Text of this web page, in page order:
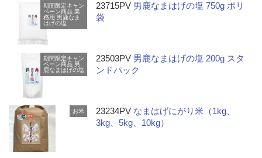
期間限定キャン
ペーン商品 業
務用 男鹿なま
はげの塩
23715PV 男鹿なまはげの塩 750g ポリ
袋
期間限定キャン
ペーン商品 男
鹿なまはげの塩
23503PV 男鹿なまはげの塩 200g スタ
ンドパック
お米 23234PV なまはげにがり米（1kg、
3kg、5kg、10kg）